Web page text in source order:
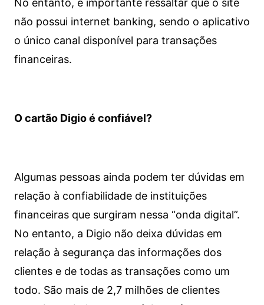
No entanto, é importante ressaltar que o site
não possui internet banking, sendo o aplicativo
o único canal disponível para transações
financeiras.
O cartão Digio é confiável?
Algumas pessoas ainda podem ter dúvidas em
relação à confiabilidade de instituições
financeiras que surgiram nessa “onda digital”.
No entanto, a Digio não deixa dúvidas em
relação à segurança das informações dos
clientes e de todas as transações como um
todo. São mais de 2,7 milhões de clientes